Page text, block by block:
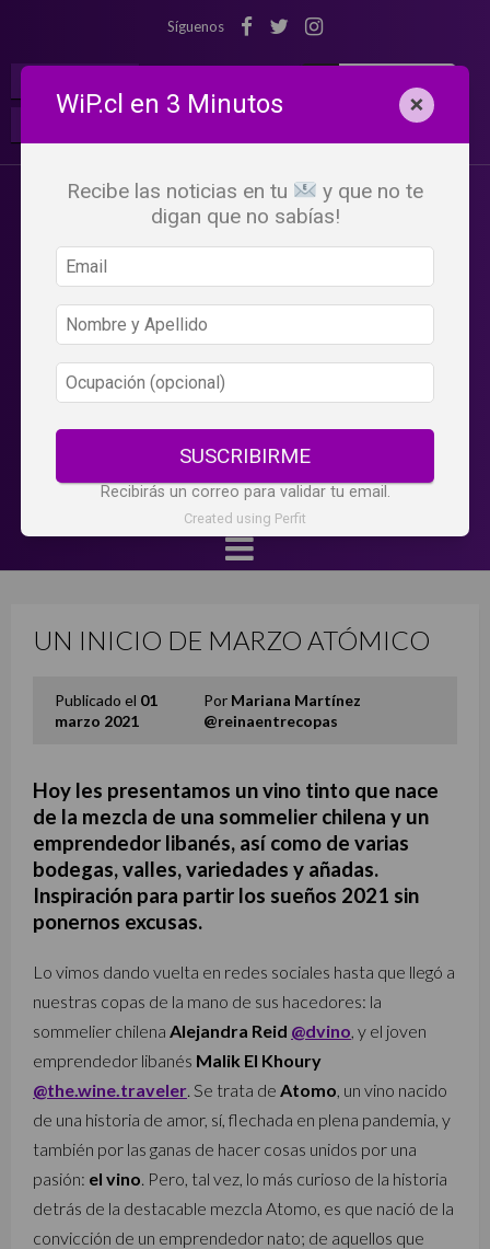
Síguenos
UN INICIO DE MARZO ATÓMICO
Publicado el 01
marzo 2021
Por Mariana Martínez
@reinaentrecopas
Hoy les presentamos un vino tinto que nace
de la mezcla de una sommelier chilena y un
emprendedor libanés, así como de varias
bodegas, valles, variedades y añadas.
Inspiración para partir los sueños 2021 sin
ponernos excusas.
Lo vimos dando vuelta en redes sociales hasta que llegó a
nuestras copas de la mano de sus hacedores: la
sommelier chilena Alejandra Reid @dvino , y el joven
emprendedor libanés Malik El Khoury
@the.wine.traveler . Se trata de Atomo , un vino nacido
de una historia de amor, sí, flechada en plena pandemia, y
también por las ganas de hacer cosas unidos por una
pasión: el vino . Pero, tal vez, lo más curioso de la historia
detrás de la destacable mezcla Atomo, es que nació de la
convicción de un emprendedor nato; de aquellos que
WiP.cl en 3 Minutos ×
Recibe las noticias en tu
y que no te
digan que no sabías!
SUSCRIBIRME
Recibirás un correo para validar tu email.
Created using Perfit